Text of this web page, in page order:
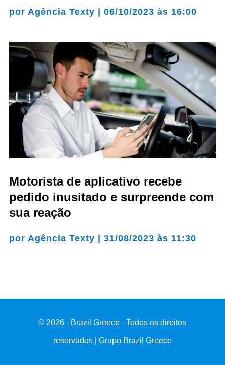
por Agência Texty | 06/10/2023 às 16:00
Motorista de aplicativo recebe
pedido inusitado e surpreende com
sua reação
por Agência Texty | 31/08/2023 às 11:30
© 2026 - Brazil Greece - Todos os direitos
reservados | Grupo Brazil Greece